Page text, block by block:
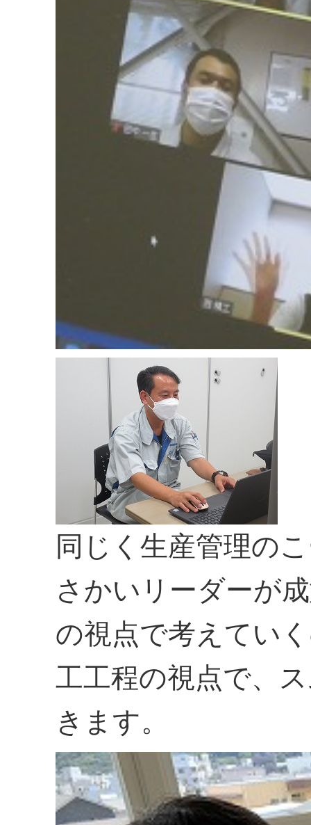
同じく生産管理の
さかいリーダーが
の視点で考えてい
工工程の視点で、
きます。